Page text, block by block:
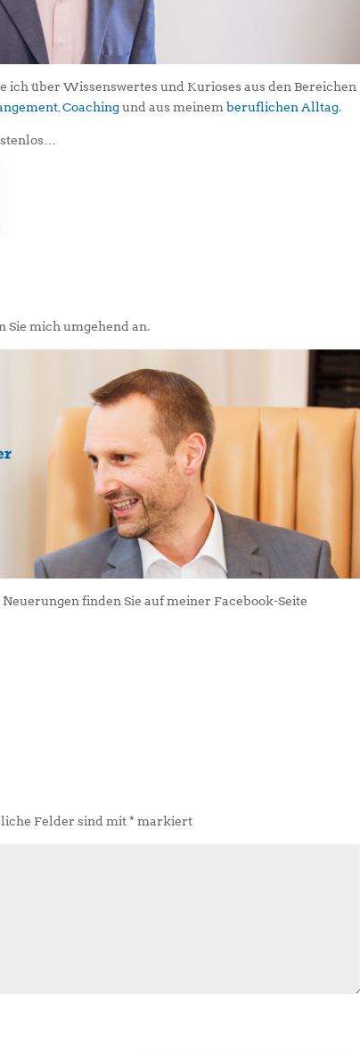
über Wissenswertes und Kurioses aus den Bereichen
,Coachingund aus meinemberuflichen Alltag.
Sie mich umgehend an.
finden Sie auf meiner Facebook-Seite
Felder sind mit* markiert